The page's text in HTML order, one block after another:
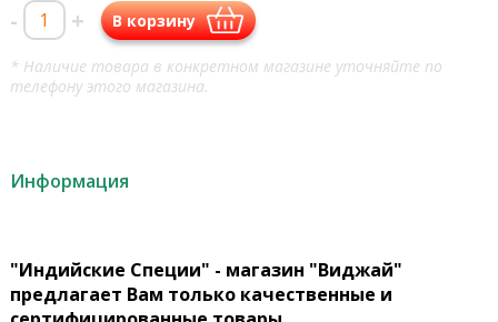
- + В корзину
* Наличие товара в конкретном магазине уточняйте по
телефону этого магазина.
Информация
"Индийские Специи" - магазин "Виджай"
предлагает Вам только качественные и